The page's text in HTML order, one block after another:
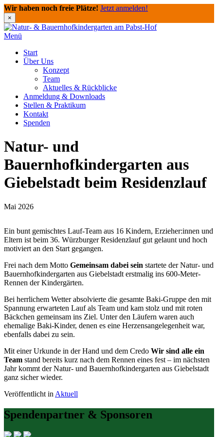
Wir haben noch freie Plätze! Jetzt anmelden!
×
Direkt
zum
Menü
Start
Über Uns
Konzept
Team
Aktuelles & Rückblicke
Anmeldung & Downloads
Stellen & Praktikum
Kontakt
Spenden
Natur- und
Bauernhofkindergarten aus
Giebelstadt beim Residenzlauf
Mai 2026
Ein bunt gemischtes Lauf-Team aus 16 Kindern, Erzieher:innen und
Eltern ist beim 36. Würzburger Residenzlauf gut gelaunt und hoch
motiviert an den Start gegangen.
Frei nach dem Motto Gemeinsam dabei sein startete der Natur- und
Bauernhofkindergarten aus Giebelstadt erstmalig ins 600-Meter-
Rennen der Kindergärten.
Bei herrlichem Wetter absolvierte die gesamte Baki-Gruppe den mit
Spannung erwarteten Lauf als Team und kam stolz und mit roten
Bäckchen gemeinsam ins Ziel. Unter den Läufern waren auch
ehemalige Baki-Kinder, denen es eine Herzensangelegenheit war,
ebenfalls dabei zu sein.
Mit einer Urkunde in der Hand und dem Credo Wir sind alle ein
Team stand bereits kurz nach dem Rennen eines fest – im nächsten
Jahr kommt der Natur- und Bauernhofkindergarten aus Giebelstadt
ganz sicher wieder.
Veröffentlicht in Aktuell
Spendenpartner & Sponsoren